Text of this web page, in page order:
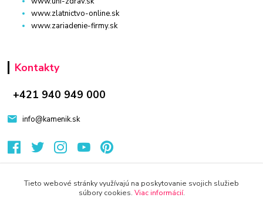
www.zlatnictvo-online.sk
www.zariadenie-firmy.sk
Kontakty
+421 940 949 000
info@kamenik.sk
Tieto webové stránky využívajú na poskytovanie svojich služieb
súbory cookies. Viac informácií.